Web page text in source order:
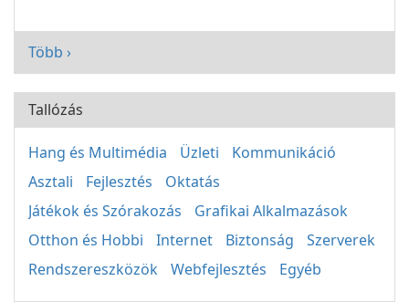
Több ›
Tallózás
Hang és Multimédia Üzleti
Kommunikáció
Asztali
Fejlesztés
Oktatás
Játékok és Szórakozás
Grafikai Alkalmazások
Otthon és Hobbi
Internet Biztonság
Szerverek
Rendszereszközök
Webfejlesztés Egyéb